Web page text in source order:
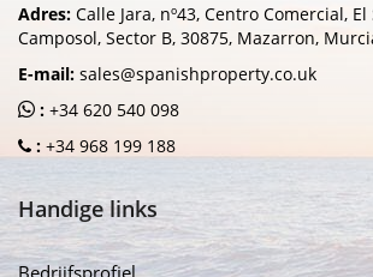
Adres: Calle Jara, nº43, Centro Comercial,
Camposol, Sector B, 30875, Mazarron,
E-mail: sales@spanishproperty.co.uk
: +34 620 540 098
: +34 968 199 188
Handige links
Bedrijfsprofiel